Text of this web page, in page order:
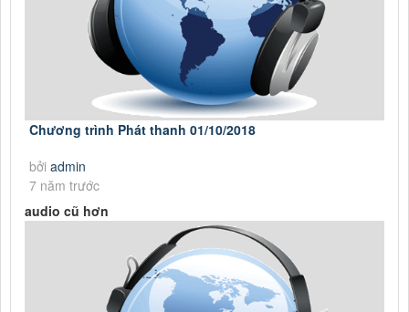
Chương trình Phát thanh 01/10/2018
bởi admin
7 năm trước
audio cũ hơn